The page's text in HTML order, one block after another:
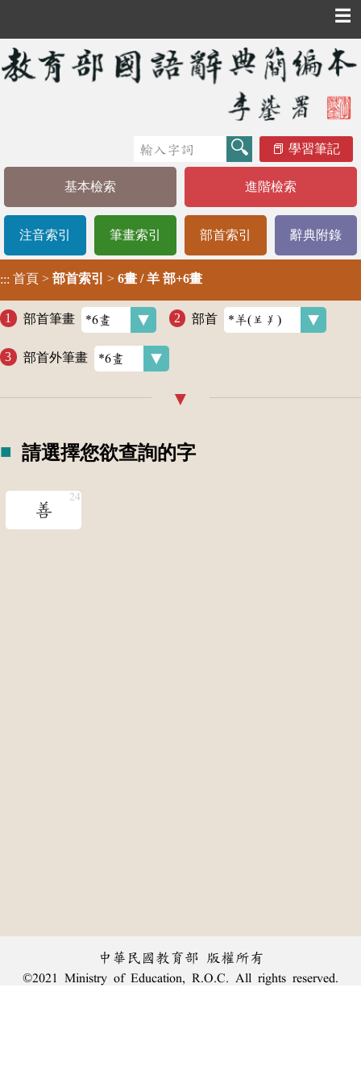
☰
學習筆記
基本檢索 進階檢索
注音索引 筆畫索引 部首索引 辭典附錄
::: 首頁 > 部首索引 > 6畫 / 羊 部+6畫
部首筆畫 部首
部首外筆畫
請選擇您欲查詢的字
善
中華民國教育部 版權所有
©2021 Ministry of Education, R.O.C. All rights reserved.